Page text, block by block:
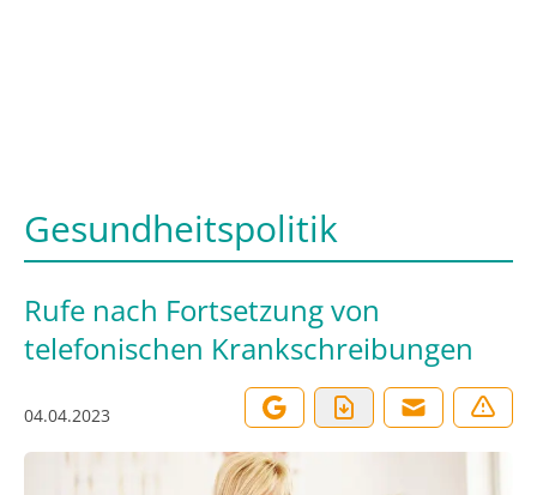
Gesundheitspolitik
Rufe nach Fortsetzung von
telefonischen Krankschreibungen
04.04.2023